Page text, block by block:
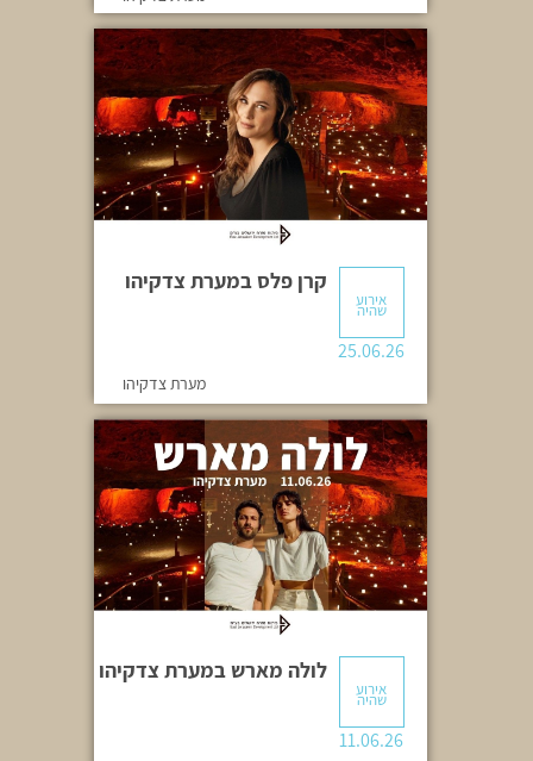
קרן פלס במערת צדקיהו
מערת צדקיהו
אירוע
שהיה
25.06.26
לולה מארש במערת צדקיהו
אירוע
שהיה
11.06.26